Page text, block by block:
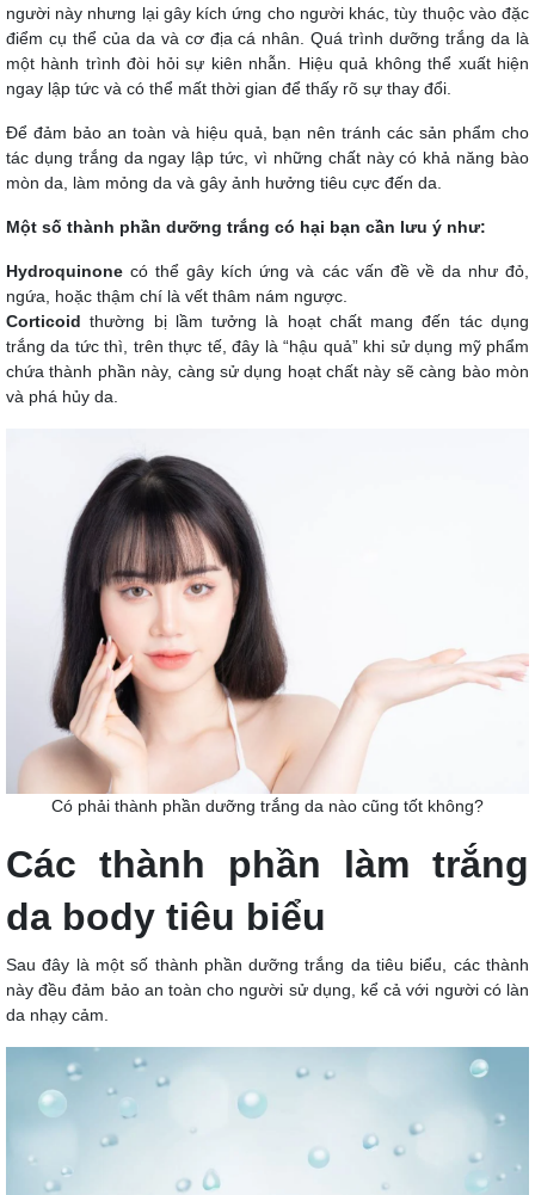
người này nhưng lại gây kích ứng cho người khác, tùy thuộc vào đặc
điểm cụ thể của da và cơ địa cá nhân. Quá trình dưỡng trắng da là
một hành trình đòi hỏi sự kiên nhẫn. Hiệu quả không thể xuất hiện
ngay lập tức và có thể mất thời gian để thấy rõ sự thay đổi.
Để đảm bảo an toàn và hiệu quả, bạn nên tránh các sản phẩm cho
tác dụng trắng da ngay lập tức, vì những chất này có khả năng bào
mòn da, làm mỏng da và gây ảnh hưởng tiêu cực đến da.
Một số thành phần dưỡng trắng có hại bạn cần lưu ý như:
Hydroquinone có thể gây kích ứng và các vấn đề về da như đỏ,
ngứa, hoặc thậm chí là vết thâm nám ngược.
Corticoidthường bị lầm tưởng là hoạt chất mang đến tác dụng
trắng da tức thì, trên thực tế, đây là “hậu quả” khi sử dụng mỹ phẩm
chứa thành phần này, càng sử dụng hoạt chất này sẽ càng bào mòn
và phá hủy da.
Có phải thành phần dưỡng trắng da nào cũng tốt không?
Các thành phần làm trắng
da body tiêu biểu
Sau đây là một số thành phần dưỡng trắng da tiêu biểu, các thành
này đều đảm bảo an toàn cho người sử dụng, kể cả với người có làn
da nhạy cảm.